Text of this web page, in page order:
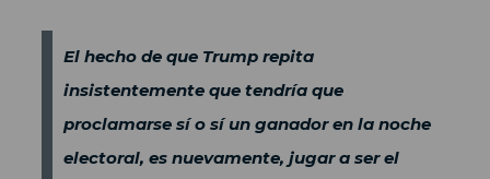
El hecho de que Trump repita
insistentemente que tendría que
proclamarse sí o sí un ganador en la noche
electoral, es nuevamente, jugar a ser el